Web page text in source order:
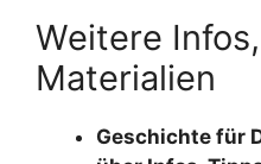
Weitere
Materialien
Geschichte für